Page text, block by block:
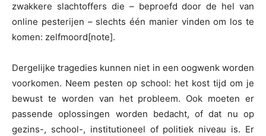
zwakkere slachtoffers die – beproefd door de hel van
online pesterijen – slechts één manier vinden om los te
komen: zelfmoord[note].
Dergelijke tragedies kunnen niet in een oogwenk worden
voorkomen. Neem pesten op school: het kost tijd om je
bewust te worden van het probleem. Ook moeten er
passende oplossingen worden bedacht, of dat nu op
gezins-, school-, institutioneel of politiek niveau is. Er